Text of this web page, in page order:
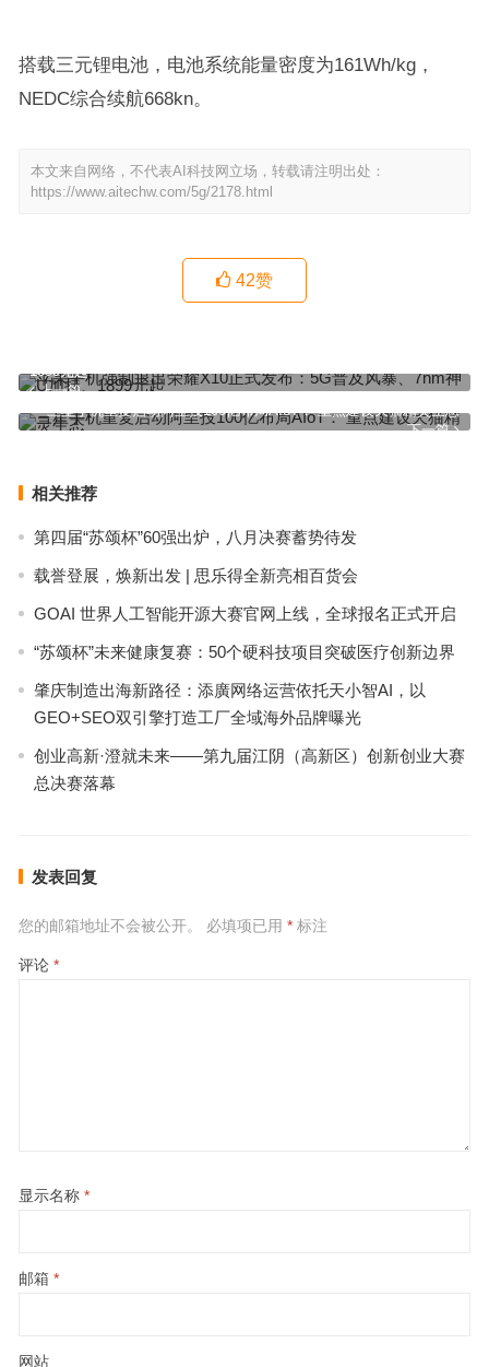
搭载三元锂电池，电池系统能量密度为161Wh/kg，
NEDC综合续航668kn。
本文来自网络，不代表AI科技网立场，转载请注明出处：
https://www.aitechw.com/5g/2178.html
42赞
上一篇
1899元起
下一篇
三星手机重复启动阿里投100亿布局AIoT： 重点建设天猫精灵生态
相关推荐
第四届“苏颂杯”60强出炉，八月决赛蓄势待发
载誉登展，焕新出发 | 思乐得全新亮相百货会
GOAI 世界人工智能开源大赛官网上线，全球报名正式开启
“苏颂杯”未来健康复赛：50个硬科技项目突破医疗创新边界
肇庆制造出海新路径：添廣网络运营依托天小智AI，以
GEO+SEO双引擎打造工厂全域海外品牌曝光
创业高新·澄就未来——第九届江阴（高新区）创新创业大赛
总决赛落幕
发表回复
您的邮箱地址不会被公开。 必填项已用 *标注
评论 *
显示名称 *
邮箱 *
网站